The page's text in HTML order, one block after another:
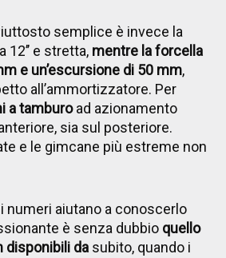
semplice è invece la
e stretta, mentre la forcella
e un’escursione di 50 mm,
all’ammortizzatore. Per
a tamburoad azionamento
sia sul posteriore.
e le gimcane più estreme non
numeri aiutano a conoscerlo
è senza dubbio quello
disponibili da subito, quando i